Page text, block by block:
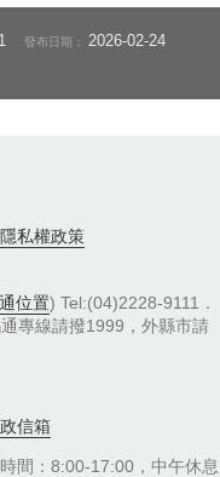
發布日期： 2026-02-24
隱私權政策
位置) Tel:(04)2228-9111．
專線請撥1999，外縣市請
信箱
時間：8:00-17:00，中午休息